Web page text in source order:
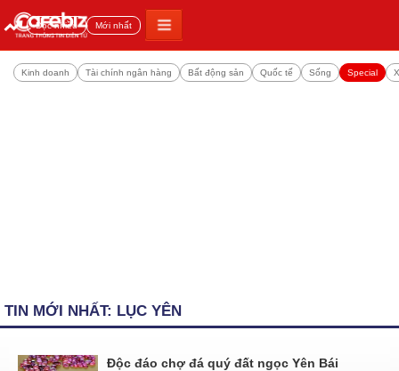
Đọc nhiều Mới nhất
Kinh doanh Tài chính ngân hàng Bất động sản Quốc tế Sống Special
TIN MỚI NHẤT: LỤC YÊN
Độc đáo chợ đá quý đất ngọc Yên Bái